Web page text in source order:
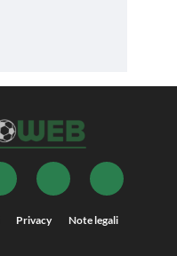
Privacy Note legali